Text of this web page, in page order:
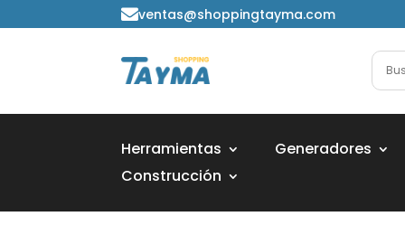
ventas@shoppingtayma.com
Herramientas Generadores
Construcción